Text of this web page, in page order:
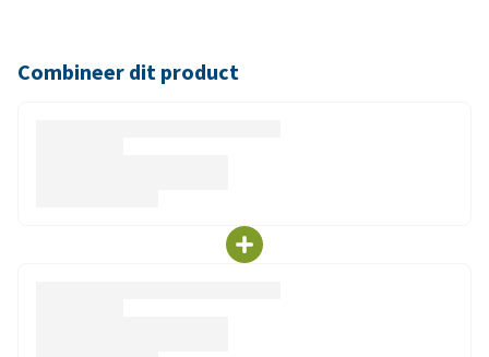
Combineer dit product